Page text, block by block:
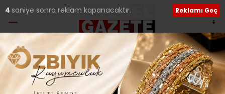
3 saniye sonra reklam kapanacaktır. Reklamı Geç